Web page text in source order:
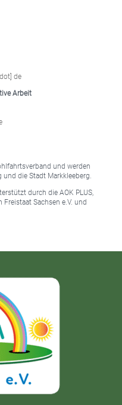
de
Arbeit
und werden
die Stadt Markkleeberg.
durch die AOK PLUS,
Sachsen e.V. und